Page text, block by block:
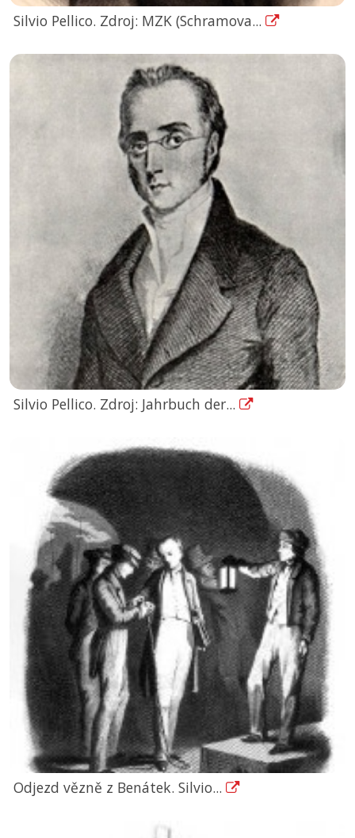
Silvio Pellico. Zdroj: MZK (Schramova...
Silvio Pellico. Zdroj: Jahrbuch der...
Odjezd vězně z Benátek. Silvio...